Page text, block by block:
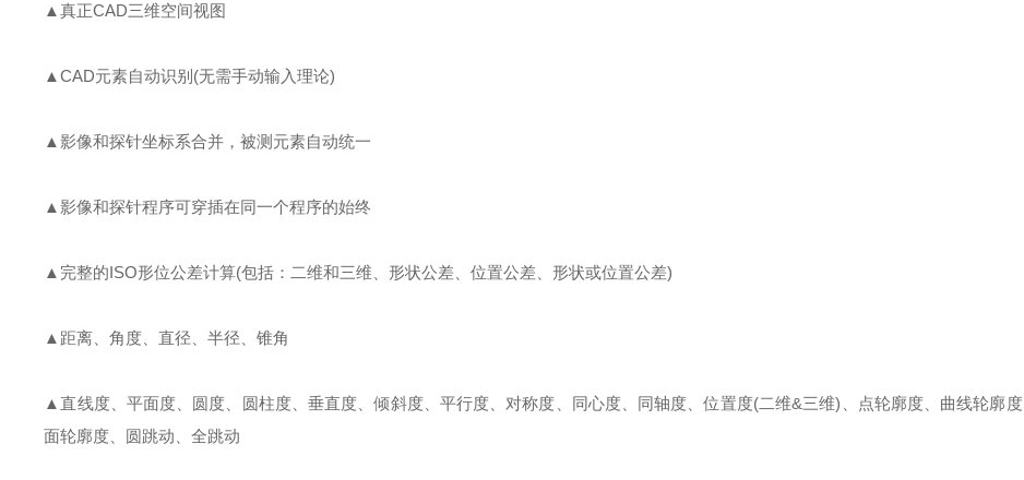
▲真正CAD三维空间视图
▲CAD元素自动识别(无需手动输入理论)
▲影像和探针坐标系合并，被测元素自动统一
▲影像和探针程序可穿插在同一个程序的始终
▲完整的ISO形位公差计算(包括：二维和三维、形状公差、位置公差、形状或位置公差)
▲距离、角度、直径、半径、锥角
▲直线度、平面度、圆度、圆柱度、垂直度、倾斜度、平行度、对称度、同心度、同轴度、位置度(二维&三维)、点轮廓度、曲线轮廓度
面轮廓度、圆跳动、全跳动